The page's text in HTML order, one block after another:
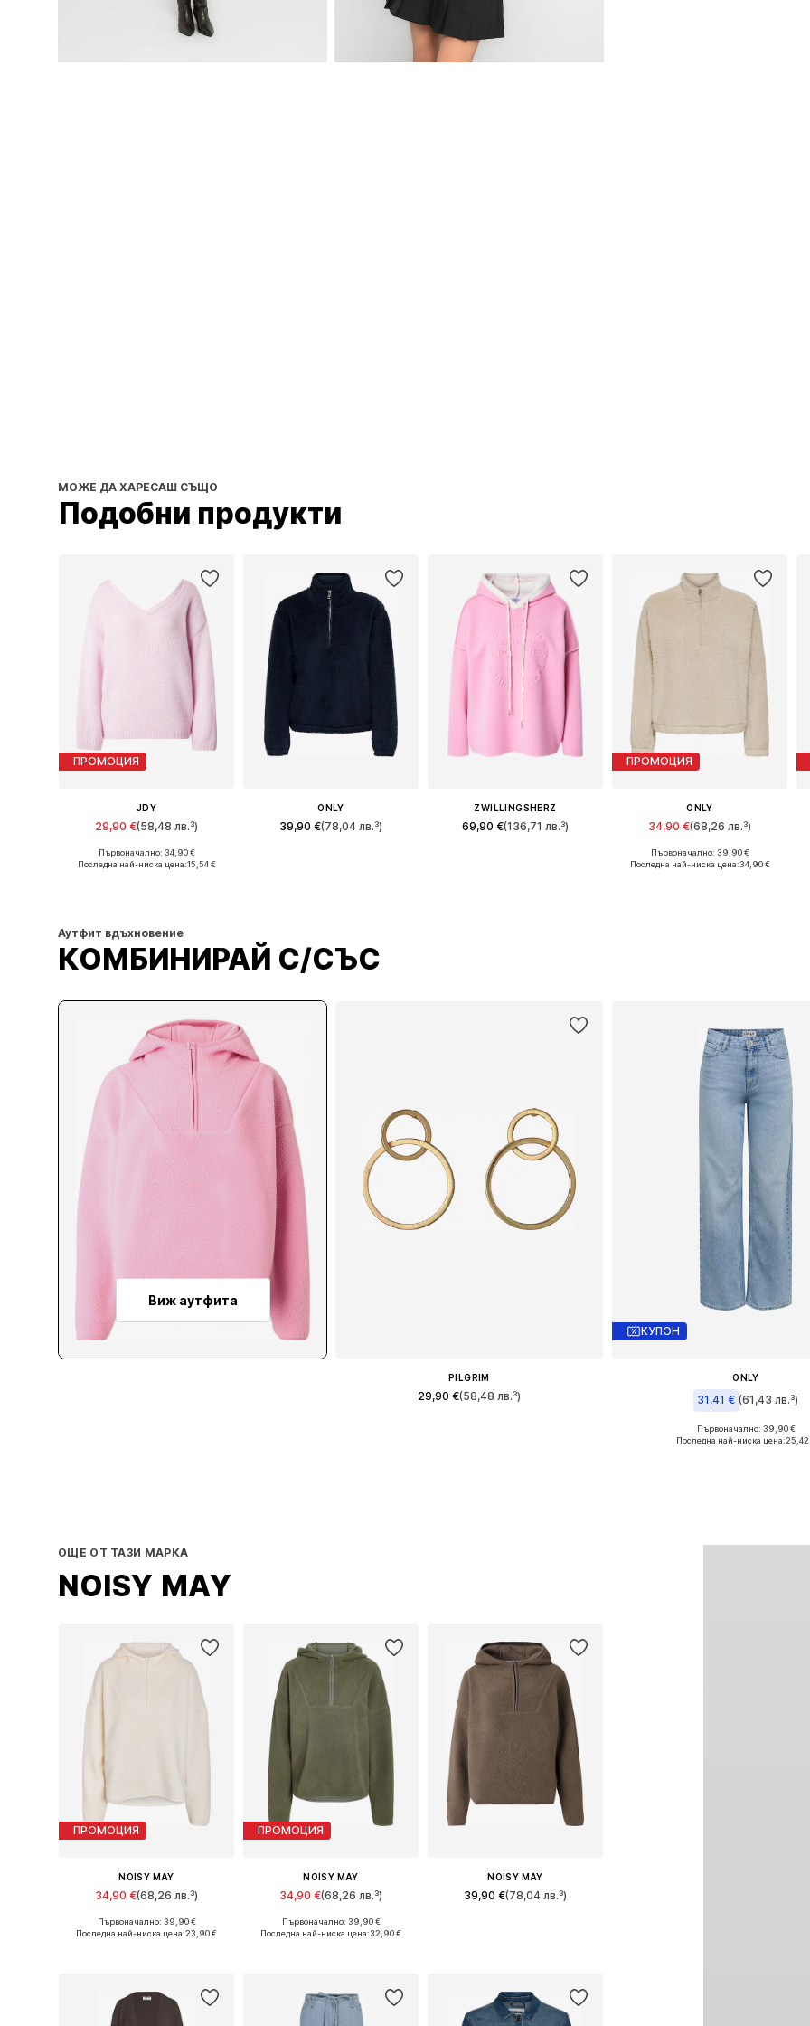
МОЖЕ ДА ХАРЕСАШ СЪЩО
Подобни продукти
ПРОМОЦИЯ
JDY
29,90 €(58,48 лв.³)
Налични размери: S, M, L, XL
Първоначално: 34,90 €
Последна най-ниска цена:15,54 €
ONLY
39,90 €(78,04 лв.³)
ZWILLINGSHERZ
69,90 €(136,71 лв.³)
ПРОМОЦИЯ
ONLY
34,90 €(68,26 лв.³)
Предлага се в много размери
Първоначално: 39,90 €
Последна най-ниска цена:34,90 €
Аутфит вдъхновение
КОМБИНИРАЙ С/СЪС
Виж аутфита
PILGRIM
29,90 €(58,48 лв.³)
КУПОН
ONLY
31,41 € (61,43 лв.³)
Предлага се в много размери
Първоначално: 39,90 €
Последна най-ниска цена:25,42
ОЩЕ ОТ ТАЗИ МАРКА
NOISY MAY
ПРОМОЦИЯ
NOISY MAY
34,90 €(68,26 лв.³)
Налични размери: XS, S, M, L, XL
Първоначално: 39,90 €
Последна най-ниска цена:23,90 €
ПРОМОЦИЯ
NOISY MAY
34,90 €(68,26 лв.³)
Налични размери: XS, S, M, L, XL
Първоначално: 39,90 €
Последна най-ниска цена:32,90 €
NOISY MAY
39,90 €(78,04 лв.³)